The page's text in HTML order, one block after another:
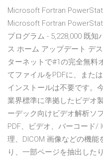
Microsoft Fortran
Microsoft Fortran
プログラム - 5,228,000 既
ス ホーム アップデート デ
ターネットで#1の完全無料
てファイルをPDFに、また
インストールは不要です。
業界標準に準拠したビデオ
ーデック向けビデオ解析ソ
PDF、ビデオ、バーコード/
理、DICOM 画像などの機能
り、一部ページを抽出した